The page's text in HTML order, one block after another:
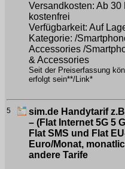
Versandkosten: Ab 30
kostenfrei
Verfügbarkeit: Auf
Kategorie: /
Accessories /
& Accessories
Seit der Preiserfassung
erfolgt sein**/Link*
5
sim.de Handytarif
– (Flat Internet 5G 5
Flat SMS und Flat
Euro/Monat,
andere Tarife